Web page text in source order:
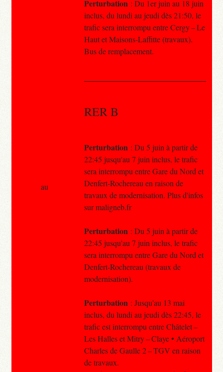
Perturbation : Du 1er juin au 18 juin
inclus, du lundi au jeudi dès 21:50, le
trafic sera interrompu entre Cergy – Le
Haut et Maisons-Laffitte (travaux).
Bus de remplacement.
RER B
Perturbation : Du 5 juin à partir de
22:45 jusqu'au 7 juin inclus, le trafic
sera interrompu entre Gare du Nord et
Denfert-Rochereau en raison de
travaux de modernisation. Plus d'infos
sur maligneb.fr
Perturbation : Du 5 juin à partir de
22:45 jusqu'au 7 juin inclus, le trafic
sera interrompu entre Gare du Nord et
Denfert-Rochereau (travaux de
modernisation).
Perturbation : Jusqu'au 13 mai
inclus, du lundi au jeudi dès 22:45, le
trafic est interrompu entre Châtelet –
Les Halles et Mitry – Claye • Aéroport
Charles de Gaulle 2 – TGV en raison
de travaux.
au